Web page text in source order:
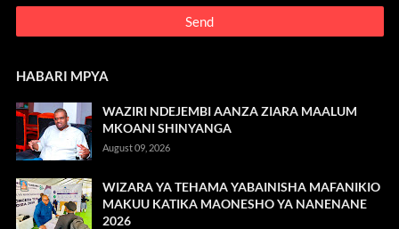
HABARI MPYA
WAZIRI NDEJEMBI AANZA ZIARA MAALUM
MKOANI SHINYANGA
August 09, 2026
WIZARA YA TEHAMA YABAINISHA MAFANIKIO
MAKUU KATIKA MAONESHO YA NANENANE
2026